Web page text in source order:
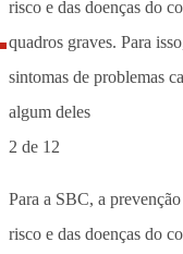
2 de 12
Para a SBC, a
risco e das doenças do